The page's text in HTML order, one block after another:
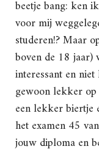
beetje bang: ken
voor mij
studeren!? Maar
boven de 18 jaar)
interessant en
gewoon lekker op
een lekker biertje
het examen 45
jouw diploma en